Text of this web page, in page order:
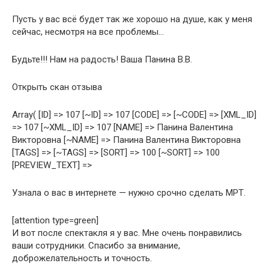
Пусть у вас всё будет так же хорошо на душе, как у меня
сейчас, несмотря на все проблемы…
Будьте!!! Нам на радость! Ваша Панина В.В.
Открыть скан отзыва
Array( [ID] => 107 [~ID] => 107 [CODE] => [~CODE] => [XML_ID]
=> 107 [~XML_ID] => 107 [NAME] => Панина Валентина
Викторовна [~NAME] => Панина Валентина Викторовна
[TAGS] => [~TAGS] => [SORT] => 100 [~SORT] => 100
[PREVIEW_TEXT] =>
Узнала о вас в интернете — нужно срочно сделать МРТ.
[attention type=green]
И вот после спектакля я у вас. Мне очень понравились
ваши сотрудники. Спасибо за внимание,
доброжелательность и точность.